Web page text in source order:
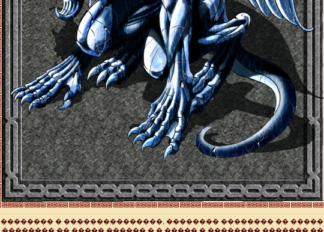
�������� � ���������������, �������� �������� �� �����.
�������� �� ����� ������ � � ����� � �������� ������� ��